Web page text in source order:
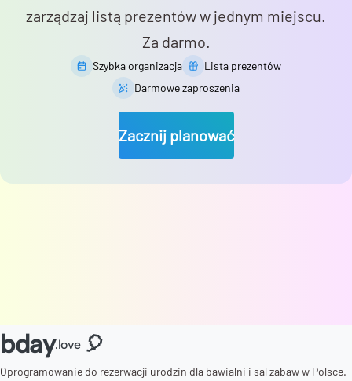
zarządzaj listą prezentów w jednym miejscu.
Za darmo.
Szybka organizacja
Lista prezentów
Darmowe zaproszenia
Zacznij planować
bday.love 🎈
Oprogramowanie do rezerwacji urodzin dla bawialni i sal zabaw w Polsce.